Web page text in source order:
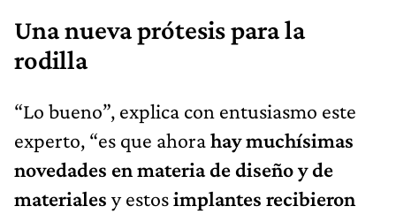
Una nueva prótesis para la
rodilla
“Lo bueno”, explica con entusiasmo este
experto, “es que ahorahay muchísimas
novedades en materia de diseño y de
materiales y estosimplantes recibieron